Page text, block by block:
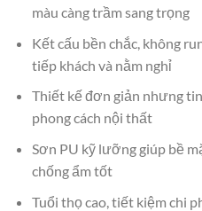
màu càng trầm sang trọng
Kết cấu bền chắc, không
tiếp khách và nằm nghỉ
Thiết kế đơn giản nhưng
phong cách nội thất
Sơn PU kỹ lưỡng giúp bề
chống ẩm tốt
Tuổi thọ cao, tiết kiệm chi